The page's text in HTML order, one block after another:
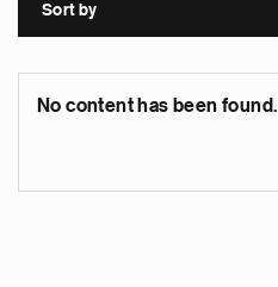
Sort by
No content has been found.